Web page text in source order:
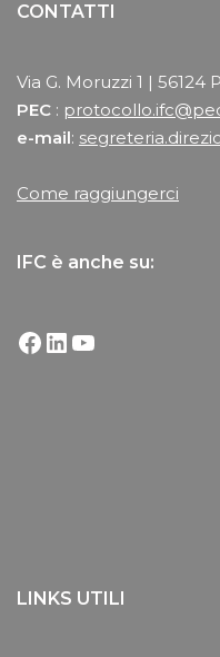
CONTATTI
Via G. Moruzzi 1 | 56124
PEC :
e-mail:
Come raggiungerci
IFC è anche su:
LINKS UTILI